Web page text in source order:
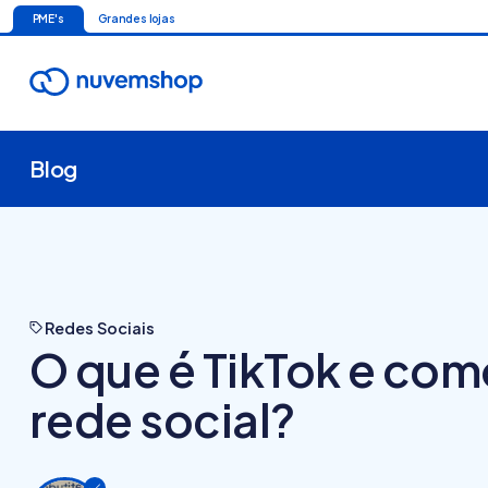
PME's Grandes lojas
Blog
Redes Sociais
O que é TikTok e
rede social?